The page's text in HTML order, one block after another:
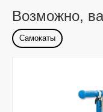
Возможно,
Самокаты